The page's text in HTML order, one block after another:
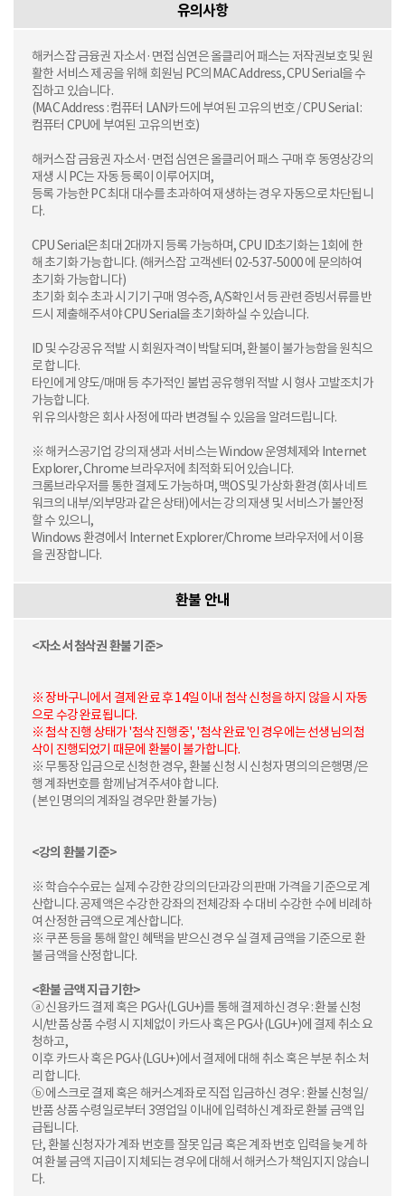
유의사항
해커스잡 금융권 자소서·면접 심연은 올클리어 패스는 저작권보호 및 원
활한 서비스 제공을 위해 회원님 PC의 MAC Address, CPU Serial을 수
집하고 있습니다.
(MAC Address : 컴퓨터 LAN카드에 부여된 고유의 번호 / CPU Serial :
컴퓨터 CPU에 부여된 고유의 번호)
해커스잡 금융권 자소서·면접 심연은 올클리어 패스 구매 후 동영상강의
재생 시 PC는 자동 등록이 이루어지며,
등록 가능한 PC 최대 대수를 초과하여 재생하는 경우 자동으로 차단됩니
다.
CPU Serial은 최대 2대까지 등록 가능하며, CPU ID초기화는 1회에 한
해 초기화 가능합니다. (해커스잡 고객센터 02-537-5000 에 문의하여
초기화 가능합니다)
초기화 회수 초과 시 기기 구매 영수증, A/S확인서 등 관련 증빙서류를 반
드시 제출해주셔야 CPU Serial을 초기화하실 수 있습니다.
ID 및 수강공유 적발 시 회원자격이 박탈되며, 환불이 불가능함을 원칙으
로 합니다.
타인에게 양도/매매 등 추가적인 불법 공유행위 적발 시 형사 고발조치가
가능합니다.
위 유의사항은 회사 사정에 따라 변경될 수 있음을 알려드립니다.
※ 해커스공기업 강의 재생과 서비스는 Window 운영체제와 Internet
Explorer, Chrome 브라우저에 최적화 되어 있습니다.
크롬브라우저를 통한 결제도 가능하며, 맥OS 및 가상화 환경(회사 네트
워크의 내부/외부망과 같은 상태)에서는 강의 재생 및 서비스가 불안정
할 수 있으니,
Windows 환경에서 Internet Explorer/Chrome 브라우저에서 이용
을 권장합니다.
환불 안내
<자소서 첨삭권 환불 기준>
※ 장바구니에서 결제 완료 후 14일 이내 첨삭 신청을 하지 않을 시 자동
으로 수강 완료됩니다.
※ 첨삭 진행 상태가 '첨삭 진행중', '첨삭 완료'인 경우에는 선생님의 첨
삭이 진행되었기 때문에 환불이 불가합니다.
※ 무통장 입금으로 신청한 경우, 환불 신청 시 신청자 명의의 은행명/은
행 계좌번호를 함께 남겨주셔야 합니다.
( 본인 명의의 계좌일 경우만 환불 가능)
<강의 환불 기준>
※ 학습수수료는 실제 수강한 강의의 단과강의 판매 가격을 기준으로 계
산합니다. 공제액은 수강한 강좌의 전체강좌 수 대비 수강한 수에 비례하
여 산정한 금액으로 계산합니다.
※ 쿠폰 등을 통해 할인 혜택을 받으신 경우 실 결제 금액을 기준으로 환
불 금액을 산정합니다.
<환불 금액 지급 기한>
ⓐ 신용카드 결제 혹은 PG사(LGU+)를 통해 결제하신 경우 : 환불 신청
시/반품 상품 수령 시 지체없이 카드사 혹은 PG사(LGU+)에 결제 취소 요
청하고,
이후 카드사 혹은 PG사(LGU+)에서 결제에 대해 취소 혹은 부분 취소 처
리 합니다.
ⓑ 에스크로 결제 혹은 해커스계좌로 직접 입금하신 경우 : 환불 신청일/
반품 상품 수령일로부터 3영업일 이내에 입력하신 계좌로 환불 금액 입
급됩니다.
단, 환불 신청자가 계좌 번호를 잘못 입금 혹은 계좌 번호 입력을 늦게 하
여 환불 금액 지급이 지체되는 경우에 대해서 해커스가 책임지지 않습니
다.